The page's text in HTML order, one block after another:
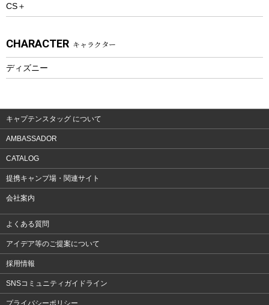
ウェルネス
ウェア、タオル
ウェア
CS＋
CHARACTER キャラクター
ディズニー
キャプテンスタッグ について
AMBASSADOR
CATALOG
提携キャンプ場・関連サイト
会社案内
よくある質問
アイデア等のご提案について
採用情報
SNSコミュニティガイドライン
プライバシーポリシー